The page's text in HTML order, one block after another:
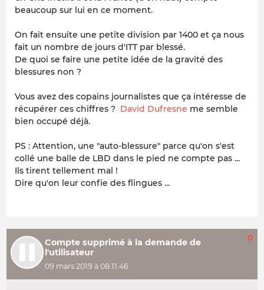
beaucoup sur lui en ce moment.
On fait ensuite une petite division par 1400 et ça nous
fait un nombre de jours d'ITT par blessé.
De quoi se faire une petite idée de la gravité des
blessures non ?
Vous avez des copains journalistes que ça intéresse de
récupérer ces chiffres ? David Dufresne me semble
bien occupé déjà.
PS : Attention, une "auto-blessure" parce qu'on s'est
collé une balle de LBD dans le pied ne compte pas ...
Ils tirent tellement mal !
Dire qu'on leur confie des flingues ...
Compte supprimé à la demande de
l'utilisateur
09 mars 2019 à 08:11:46
0